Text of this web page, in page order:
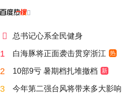

 总书记心系全民健身
1 白海豚将正面袭击贯穿浙江 热
2 10部9亏 暑期档扎堆撤档 新
3 今年第二强台风将带来多大影响